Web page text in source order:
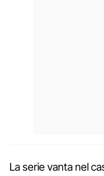
La serie vanta nel